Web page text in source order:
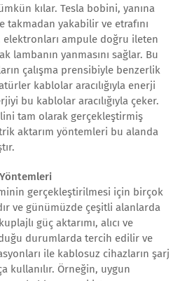
kılar. Tesla bobini, yanına
takmadan yakabilir ve etrafını
elektronları ampule doğru ileten
lambanın yanmasını sağlar. Bu
çalışma prensibiyle benzerlik
kablolar aracılığıyla enerji
bu kablolar aracılığıyla çeker.
tam olarak gerçekleştirmiş
aktarım yöntemleri bu alanda
gerçekleştirilmesi için birçok
ve günümüzde çeşitli alanlarda
güç aktarımı, alıcı ve
durumlarda tercih edilir ve
ile kablosuz cihazların şarj
kullanılır. Örneğin, uygun